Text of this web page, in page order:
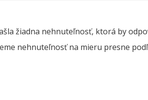
žiadna nehnuteľnosť, ktorá by
nehnuteľnosť na mieru presne